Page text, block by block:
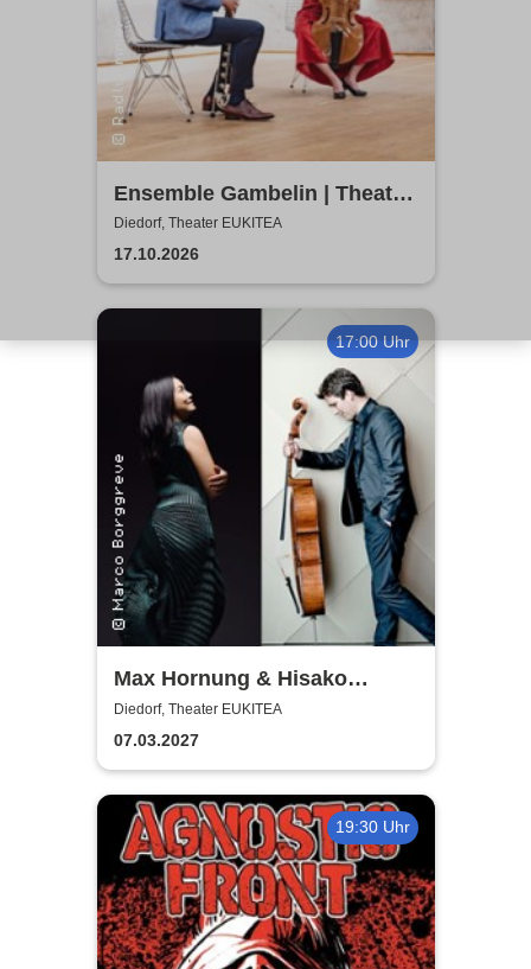
Ensemble Gambelin | Theater
Eukitea
Diedorf, Theater EUKITEA
17.10.2026
17:00 Uhr
Max Hornung & Hisako
Kawamura
Diedorf, Theater EUKITEA
07.03.2027
19:30 Uhr